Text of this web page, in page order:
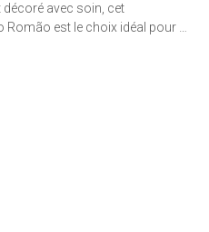
décoré avec soin, cet
est le choix idéal pour …